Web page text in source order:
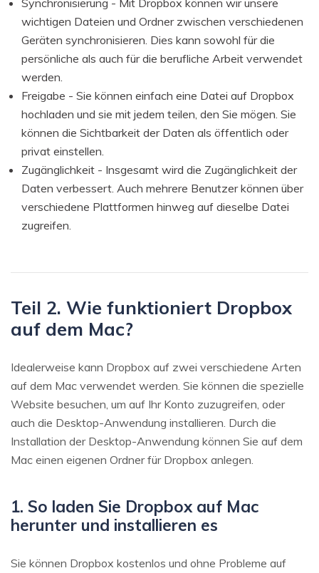
Synchronisierung - Mit Dropbox können wir unsere
wichtigen Dateien und Ordner zwischen verschiedenen
Geräten synchronisieren. Dies kann sowohl für die
persönliche als auch für die berufliche Arbeit verwendet
werden.
Freigabe - Sie können einfach eine Datei auf Dropbox
hochladen und sie mit jedem teilen, den Sie mögen. Sie
können die Sichtbarkeit der Daten als öffentlich oder
privat einstellen.
Zugänglichkeit - Insgesamt wird die Zugänglichkeit der
Daten verbessert. Auch mehrere Benutzer können über
verschiedene Plattformen hinweg auf dieselbe Datei
zugreifen.
Teil 2. Wie funktioniert Dropbox
auf dem Mac?
Idealerweise kann Dropbox auf zwei verschiedene Arten
auf dem Mac verwendet werden. Sie können die spezielle
Website besuchen, um auf Ihr Konto zuzugreifen, oder
auch die Desktop-Anwendung installieren. Durch die
Installation der Desktop-Anwendung können Sie auf dem
Mac einen eigenen Ordner für Dropbox anlegen.
1. So laden Sie Dropbox auf Mac
herunter und installieren es
Sie können Dropbox kostenlos und ohne Probleme auf